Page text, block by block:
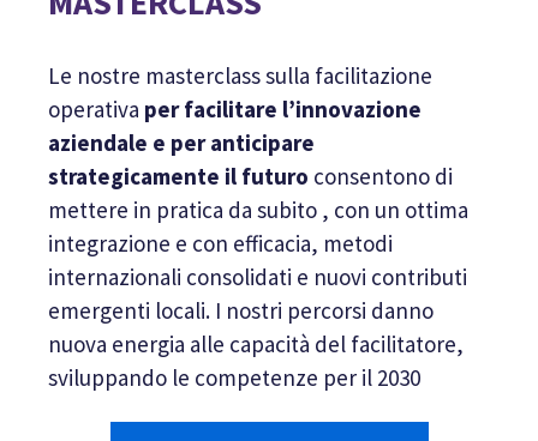
Le nostre masterclass sulla facilitazione
operativa per facilitare l’innovazione
aziendale e per anticipare
strategicamente il futuro consentono di
mettere in pratica da subito , con un ottima
integrazione e con efficacia, metodi
internazionali consolidati e nuovi contributi
emergenti locali. I nostri percorsi danno
nuova energia alle capacità del facilitatore,
sviluppando le competenze per il 2030